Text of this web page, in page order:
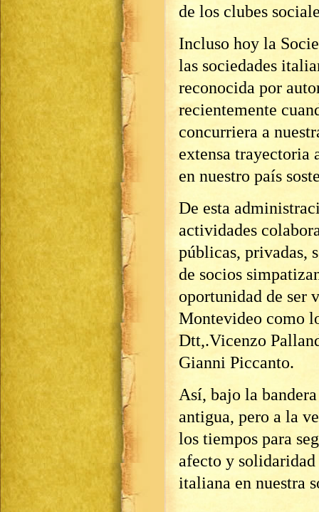
de los clubes
Incluso hoy la
las sociedades
reconocida por
recientemente
concurriera a
extensa trayectoria
en nuestro país
De esta
actividades
públicas, privadas,
de socios
oportunidad de ser
Montevideo como
Dtt,.Vicenzo
Gianni Piccanto.
Así, bajo la
antigua, pero a la
los tiempos para
afecto y solidaridad
italiana en nuestra